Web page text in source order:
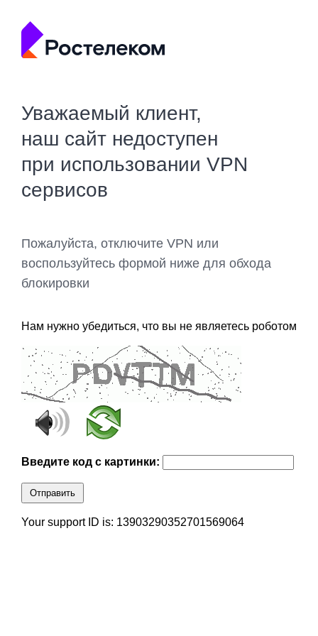
Уважаемый клиент,
наш сайт недоступен
при использовании VPN
сервисов
Пожалуйста, отключите VPN или
воспользуйтесь формой ниже для обхода
блокировки
Нам нужно убедиться, что вы не являетесь роботом
Введите код с картинки:
Отправить
Your support ID is: 13903290352701569064